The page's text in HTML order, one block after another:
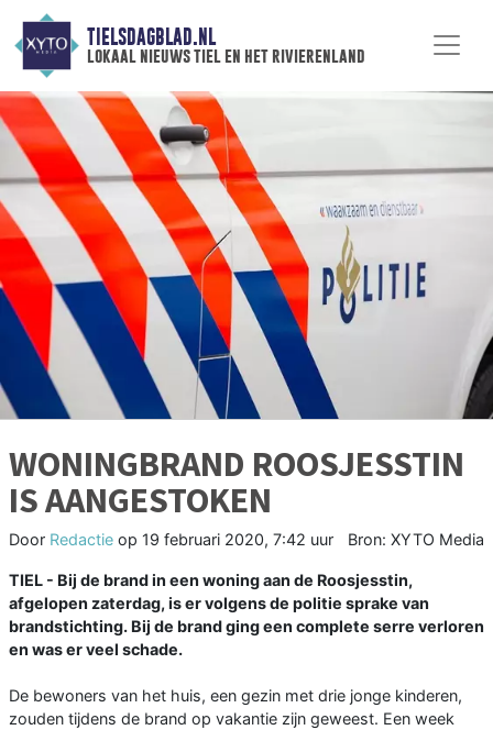
TIELSDAGBLAD.NL
lokaal nieuws tiel en het rivierenland
WONINGBRAND ROOSJESSTIN
IS AANGESTOKEN
Door Redactie op 19 februari 2020, 7:42 uur Bron: XYTO Media
TIEL - Bij de brand in een woning aan de Roosjesstin,
afgelopen zaterdag, is er volgens de politie sprake van
brandstichting. Bij de brand ging een complete serre verloren
en was er veel schade.
De bewoners van het huis, een gezin met drie jonge kinderen,
zouden tijdens de brand op vakantie zijn geweest. Een week